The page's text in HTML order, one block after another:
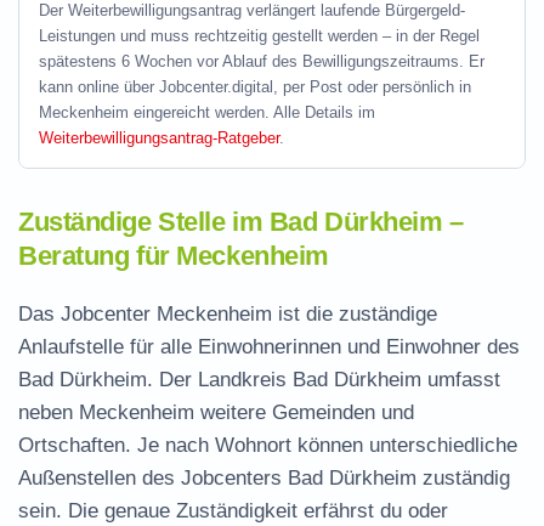
Der Weiterbewilligungsantrag verlängert laufende Bürgergeld-
Leistungen und muss rechtzeitig gestellt werden – in der Regel
spätestens 6 Wochen vor Ablauf des Bewilligungszeitraums. Er
kann online über Jobcenter.digital, per Post oder persönlich in
Meckenheim eingereicht werden. Alle Details im
Weiterbewilligungsantrag-Ratgeber.
Zuständige Stelle im Bad Dürkheim –
Beratung für Meckenheim
Das Jobcenter Meckenheim ist die zuständige
Anlaufstelle für alle Einwohnerinnen und Einwohner des
Bad Dürkheim. Der Landkreis Bad Dürkheim umfasst
neben Meckenheim weitere Gemeinden und
Ortschaften. Je nach Wohnort können unterschiedliche
Außenstellen des Jobcenters Bad Dürkheim zuständig
sein. Die genaue Zuständigkeit erfährst du oder